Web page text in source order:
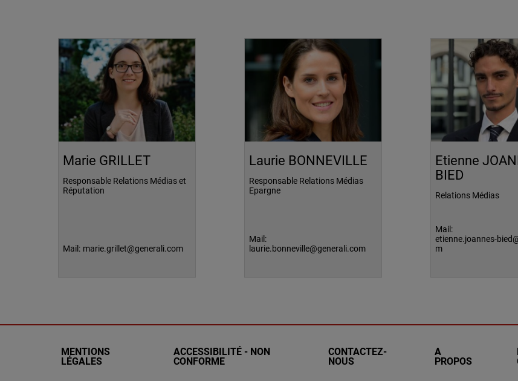
Marie GRILLET
Responsable Relations Médias et
Réputation
Mail: marie.grillet@generali.com
Laurie BONNEVILLE
Responsable Relations Médias
Epargne
Mail:
laurie.bonneville@generali.com
Etienne
BIED
Relations Médias
Mail:
etienne.joannes-
m
MENTIONS
LÉGALES
ACCESSIBILITÉ - NON
CONFORME
CONTACTEZ-
NOUS
A
PROPOS